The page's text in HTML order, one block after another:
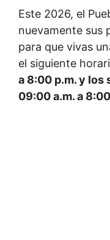
Este 2026, el
nuevamente sus
para que vivas
el siguiente
a 8:00 p.m. y los
09:00 a.m. a